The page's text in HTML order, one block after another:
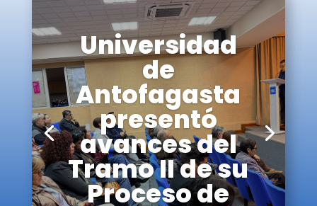
Universidad
de
Antofagasta
presentó
avances del
Tramo II de su
Proceso de